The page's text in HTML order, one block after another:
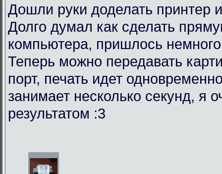
Дошли руки доделать принтер
Долго думал как сделать
компьютера, пришлось немного
Теперь можно передавать
порт, печать идет
занимает несколько секунд, я
результатом :3